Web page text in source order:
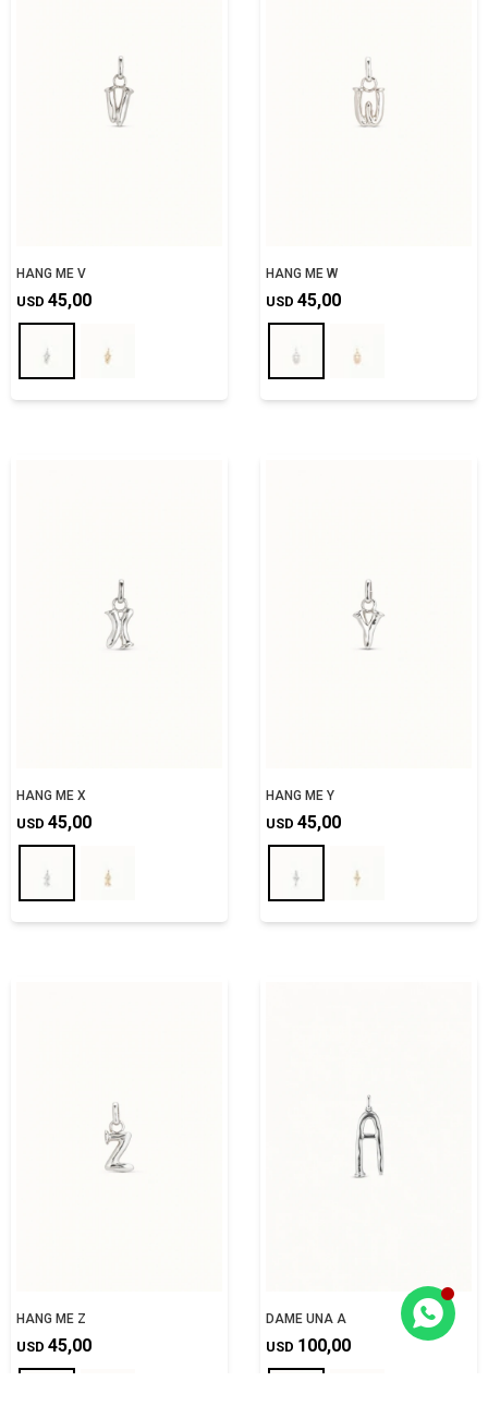
HANG ME V
USD 45,00
HANG ME W
USD 45,00
HANG ME X
USD 45,00
HANG ME Y
USD 45,00
HANG ME Z
USD 45,00
DAME UNA A
USD 100,00